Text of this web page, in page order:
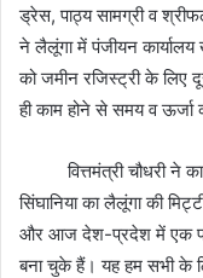
ड्रेस, पाठ्य सामग्री व
ने लैलूंगा में पंजीयन कार्यालय
को जमीन रजिस्ट्री के लिए
ही काम होने से समय व ऊर्जा
वित्तमंत्री चौधरी ने
सिंघानिया का लैलूंगा की
और आज देश-प्रदेश में एक
बना चुके हैं। यह हम सभी के